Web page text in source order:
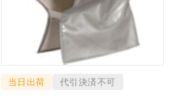
当日出荷 代引決済不可